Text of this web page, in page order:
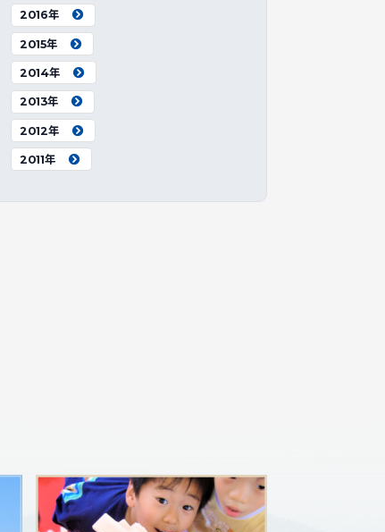
2016年
2015年
2014年
2013年
2012年
2011年